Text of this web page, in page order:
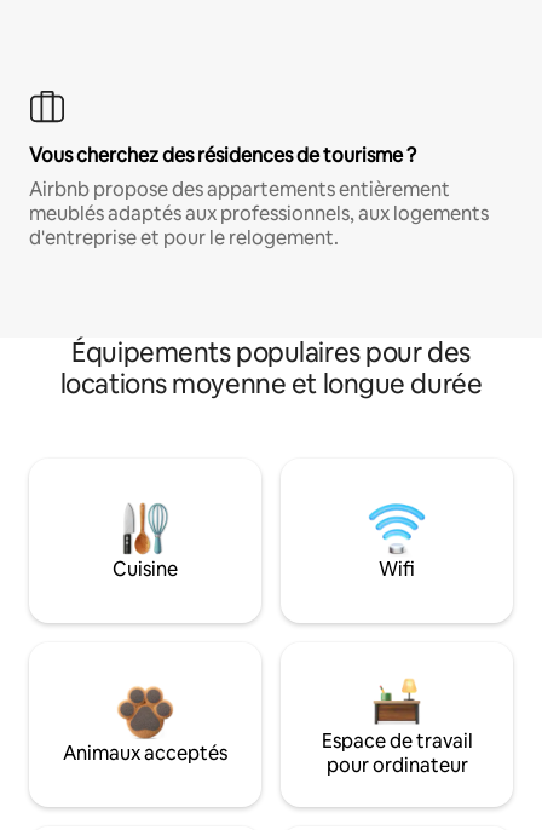
Vous cherchez des résidences de tourisme ?
Airbnb propose des appartements entièrement
meublés adaptés aux professionnels, aux logements
d'entreprise et pour le relogement.
Équipements populaires pour des
locations moyenne et longue durée
Cuisine Wifi
Animaux acceptés
Espace de travail
pour ordinateur